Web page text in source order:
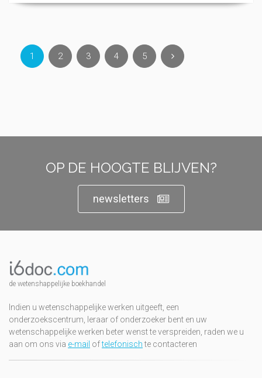
1 2 3 4 5
OP DE HOOGTE BLIJVEN?
newsletters
de wetenshappelijke boekhandel
Indien u wetenschappelijke werken uitgeeft, een
onderzoekscentrum, leraar of onderzoeker bent en uw
wetenschappelijke werken beter wenst te verspreiden, raden we u
aan om ons via e-mail oftelefonischte contacteren